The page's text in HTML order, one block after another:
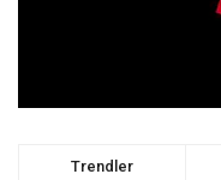
Trendler